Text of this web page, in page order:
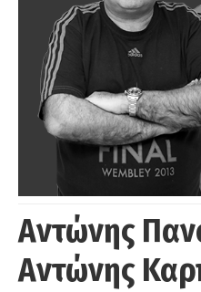
Αντώνης
Αντώνης